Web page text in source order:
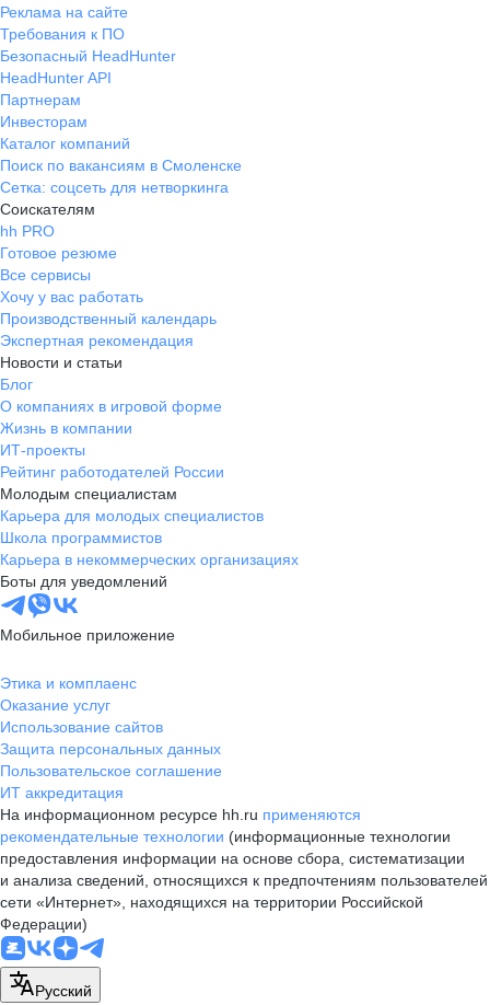
Реклама на сайте
Требования к ПО
Безопасный HeadHunter
HeadHunter API
Партнерам
Инвесторам
Каталог компаний
Поиск по вакансиям в Смоленске
Сетка: соцсеть для нетворкинга
Соискателям
hh PRO
Готовое резюме
Все сервисы
Хочу у вас работать
Производственный календарь
Экспертная рекомендация
Новости и статьи
Блог
О компаниях в игровой форме
Жизнь в компании
ИТ-проекты
Рейтинг работодателей России
Молодым специалистам
Карьера для молодых специалистов
Школа программистов
Карьера в некоммерческих организациях
Боты для уведомлений
Мобильное приложение
Этика и комплаенс
Оказание услуг
Использование сайтов
Защита персональных данных
Пользовательское соглашение
ИТ аккредитация
На информационном ресурсе hh.ru применяются
рекомендательные технологии (информационные технологии
предоставления информации на основе сбора, систематизации
и анализа сведений, относящихся к предпочтениям пользователей
сети «Интернет», находящихся на территории Российской
Федерации)
Русский